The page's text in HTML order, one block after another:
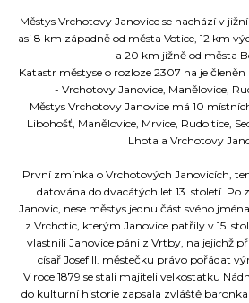
IMG_20160510_085045
Městys Vrchotovy Janovice se nachází v
asi 8 km západně od města Votice, 12 km
a 20 km jižně od města
Katastr městyse o rozloze 2307 ha je
- Vrchotovy Janovice, Manělovice,
Městys Vrchotovy Janovice má 10
Libohošť, Manělovice, Mrvice, Rudoltice,
Lhota a Vrchotovy
První zmínka o Vrchotových Janovicích,
datována do dvacátých let 13. století. Po
Janovic, nese městys jednu část svého
z Vrchotic, kterým Janovice patřily v 15.
vlastnili Janovice páni z Vrtby, na jejichž
císař Josef II. městečku právo pořádat
V roce 1879 se stali majiteli velkostatku
do kulturní historie zapsala zvláště